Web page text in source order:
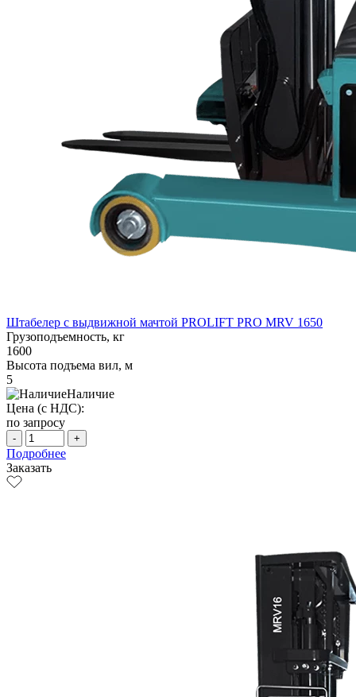
Штабелер с выдвижной мачтой PROLIFT PRO MRV 1650
Грузоподъемность, кг
1600
Высота подъема вил, м
5
Наличие
Цена (с НДС):
по запросу
- +
Подробнее
Заказать